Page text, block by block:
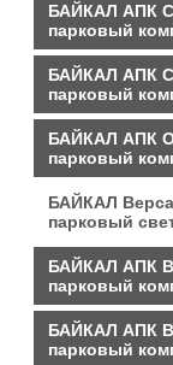
БАЙКАЛ АПК
парковый
БАЙКАЛ АПК
парковый
БАЙКАЛ АПК
парковый
БАЙКАЛ
парковый
БАЙКАЛ АПК
парковый
БАЙКАЛ АПК
парковый